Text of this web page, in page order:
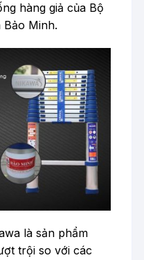
hàng giả của Bộ
Bảo Minh.
là sản phẩm
trội so với các